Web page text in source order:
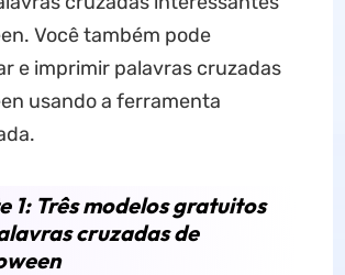
Você também pode
e imprimir palavras cruzadas
usando a ferramenta
1: Três modelos gratuitos
cruzadas de